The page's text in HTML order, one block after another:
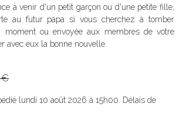
à venir d'un petit garçon ou d'une petite fille,
au futur papa si vous cherchez à tomber
moment ou envoyée aux membres de votre
avec eux la bonne nouvelle.
€
lundi 10 août 2026 à 15h00. Délais de